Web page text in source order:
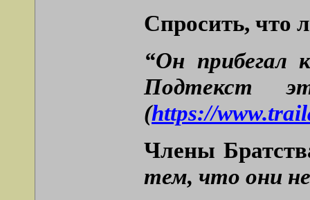
Спросить, что
“Он прибегал
Подтекст
(https://
Члены
тем, что они